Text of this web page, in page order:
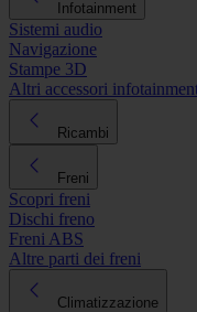
Infotainment
Sistemi audio
Navigazione
Stampe 3D
Altri accessori
Ricambi
Freni
Scopri freni
Dischi freno
Freni ABS
Altre parti dei freni
Climatizzazione